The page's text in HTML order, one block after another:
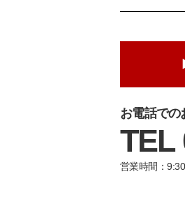
お電話での
TEL
営業時間：